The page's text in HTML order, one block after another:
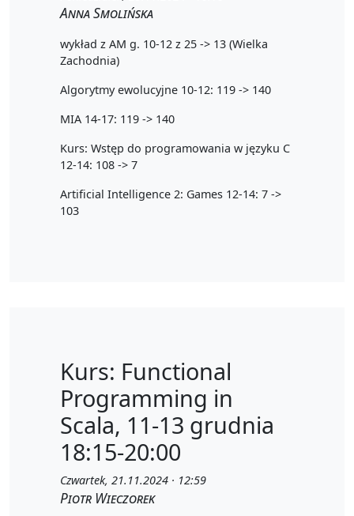
Anna Smolińska
wykład z AM g. 10-12 z 25 -> 13 (Wielka
Zachodnia)
Algorytmy ewolucyjne 10-12: 119 -> 140
MIA 14-17: 119 -> 140
Kurs: Wstęp do programowania w języku C
12-14: 108 -> 7
Artificial Intelligence 2: Games 12-14: 7 ->
103
Kurs: Functional
Programming in
Scala, 11-13 grudnia
18:15-20:00
Czwartek, 21.11.2024 · 12:59
Piotr Wieczorek